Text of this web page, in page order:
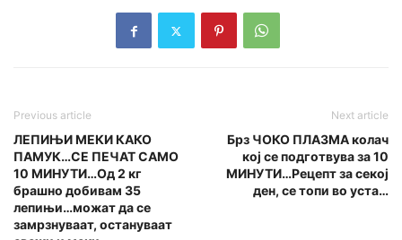
Previous article
ЛЕПИЊИ МЕКИ КАКО
ПАМУК…СЕ ПЕЧАТ САМО
10 МИНУТИ…Од 2 кг
брашно добивам 35
лепињи…можат да се
замрзнуваат, остануваат
Next article
Брз ЧОКО ПЛАЗМА колач
кој се подготвува за 10
МИНУТИ…Рецепт за секој
ден, се топи во уста…